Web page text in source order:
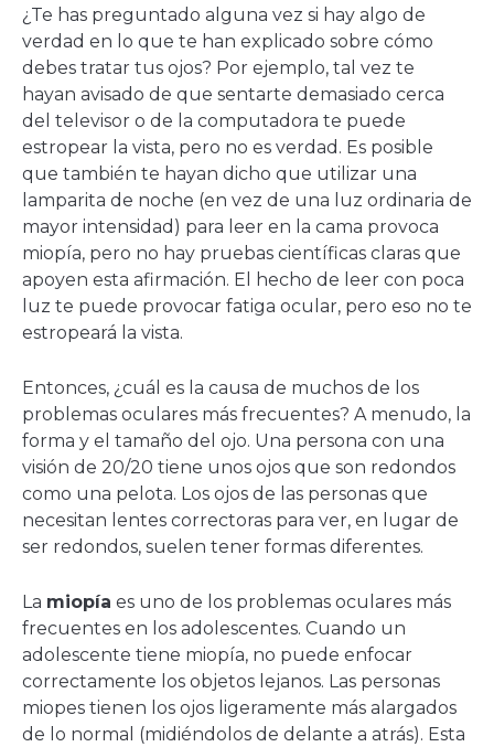
¿Te has preguntado alguna vez si hay algo de
verdad en lo que te han explicado sobre cómo
debes tratar tus ojos? Por ejemplo, tal vez te
hayan avisado de que sentarte demasiado cerca
del televisor o de la computadora te puede
estropear la vista, pero no es verdad. Es posible
que también te hayan dicho que utilizar una
lamparita de noche (en vez de una luz ordinaria de
mayor intensidad) para leer en la cama provoca
miopía, pero no hay pruebas científicas claras que
apoyen esta afirmación. El hecho de leer con poca
luz te puede provocar fatiga ocular, pero eso no te
estropeará la vista.
Entonces, ¿cuál es la causa de muchos de los
problemas oculares más frecuentes? A menudo, la
forma y el tamaño del ojo. Una persona con una
visión de 20/20 tiene unos ojos que son redondos
como una pelota. Los ojos de las personas que
necesitan lentes correctoras para ver, en lugar de
ser redondos, suelen tener formas diferentes.
La miopía es uno de los problemas oculares más
frecuentes en los adolescentes. Cuando un
adolescente tiene miopía, no puede enfocar
correctamente los objetos lejanos. Las personas
miopes tienen los ojos ligeramente más alargados
de lo normal (midiéndolos de delante a atrás). Esta